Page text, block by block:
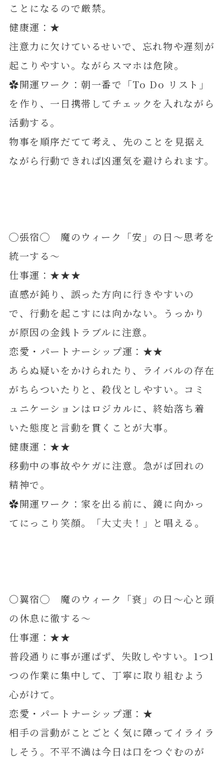
ことになるので厳禁。
健康運：★
注意力に欠けているせいで、忘れ物や遅刻が
起こりやすい。ながらスマホは危険。
✿開運ワーク：朝一番で「To Do リスト」
を作り、一日携帯してチェックを入れながら
活動する。
物事を順序だてて考え、先のことを見据え
ながら行動できれば凶運気を避けられます。
◯張宿◯ 魔のウィーク「安」の日～思考を
統一する～
仕事運：★★★
直感が鈍り、誤った方向に行きやすいの
で、行動を起こすには向かない。うっかり
が原因の金銭トラブルに注意。
恋愛・パートナーシップ運：★★
あらぬ疑いをかけられたり、ライバルの存在
がちらついたりと、殺伐としやすい。コミ
ュニケーションはロジカルに、終始落ち着
いた態度と言動を貫くことが大事。
健康運：★★
移動中の事故やケガに注意。急がば回れの
精神で。
✿開運ワーク：家を出る前に、鏡に向かっ
てにっこり笑顔。「大丈夫！」と唱える。
〇翼宿◯ 魔のウィーク「衰」の日～心と頭
の休息に徹する～
仕事運：★★
普段通りに事が運ばず、失敗しやすい。1つ1
つの作業に集中して、丁寧に取り組むよう
心がけて。
恋愛・パートナーシップ運：★
相手の言動がことごとく気に障ってイライラ
しそう。不平不満は今日は口をつぐむのが